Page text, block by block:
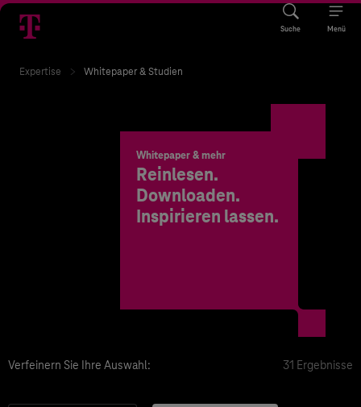
Suche Menü
Expertise Whitepaper & Studien
Whitepaper & mehr
Reinlesen.
Downloaden.
Inspirieren lassen.
Verfeinern Sie Ihre Auswahl: 31 Ergebnisse